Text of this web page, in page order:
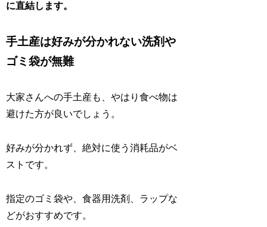
に直結します。
手土産は好みが分かれない洗剤や
ゴミ袋が無難
大家さんへの手土産も、やはり食べ物は
避けた方が良いでしょう。
好みが分かれず、絶対に使う消耗品がベ
ストです。
指定のゴミ袋や、食器用洗剤、ラップな
どがおすすめです。